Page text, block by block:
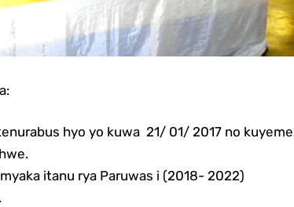
hyo yo kuwa 21/ 01/ 2017 no
itanu rya Paruwas i (2018- 2022)